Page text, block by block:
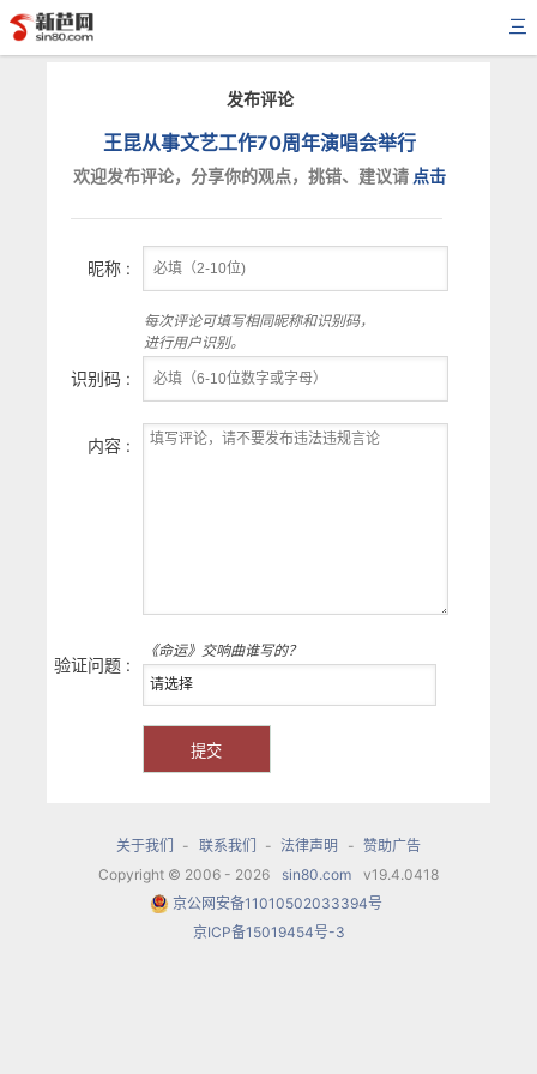
三
发布评论
王昆从事文艺工作70周年演唱会举行
欢迎发布评论，分享你的观点，挑错、建议请 点击
昵称 :
每次评论可填写相同昵称和识别码，
进行用户识别。
识别码 :
内容 :
验证问题 :
《命运》交响曲谁写的？
关于我们 - 联系我们 - 法律声明 - 赞助广告
Copyright © 2006 - 2026
sin80.com
v19.4.0418
京公网安备11010502033394号
京ICP备15019454号-3